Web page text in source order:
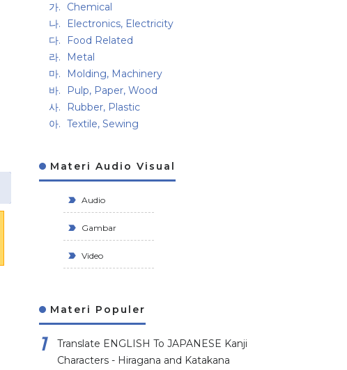
Chemical
Electronics, Electricity
Food Related
Metal
Molding, Machinery
Pulp, Paper, Wood
Rubber, Plastic
Textile, Sewing
Materi Audio Visual
Audio
Gambar
Video
Materi Populer
Translate ENGLISH To JAPANESE Kanji
Characters - Hiragana and Katakana